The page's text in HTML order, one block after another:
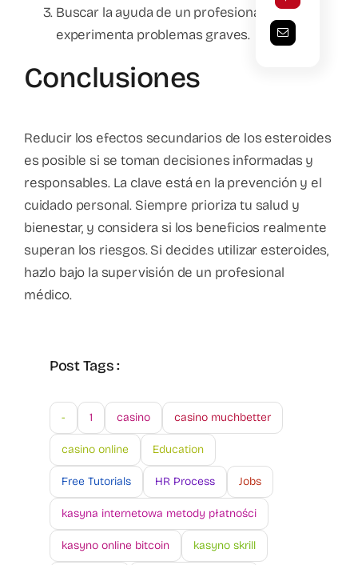
Buscar la ayuda de un profesional si
experimenta problemas graves.
Conclusiones
Reducir los efectos secundarios de los esteroides
es posible si se toman decisiones informadas y
responsables. La clave está en la prevención y el
cuidado personal. Siempre prioriza tu salud y
bienestar, y considera si los beneficios realmente
superan los riesgos. Si decides utilizar esteroides,
hazlo bajo la supervisión de un profesional
médico.
Post Tags :
- 1 casino casino muchbetter
casino online Education
Free Tutorials HR Process Jobs
kasyna internetowa metody płatności
kasyno online bitcoin kasyno skrill